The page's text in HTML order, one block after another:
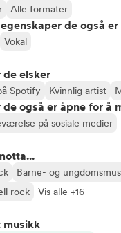
Alle formater
de også
Vokal
de elsker
Spotify Kvinnlig artist
de også er åpne for å
på sosiale medier
Barne- og
rock
Vis alle +16
musikk